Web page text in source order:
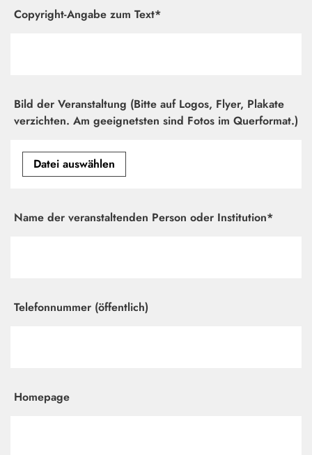
Copyright-Angabe zum Text*
Bild der Veranstaltung (Bitte auf Logos, Flyer, Plakate
verzichten. Am geeignetsten sind Fotos im Querformat.)
Datei auswählen
Name der veranstaltenden Person oder Institution*
Telefonnummer (öffentlich)
Homepage